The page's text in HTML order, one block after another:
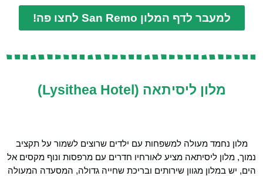
למעבר לדף המלון San Remo לחצו פה!
מלון ליסיתאה (Lysithea Hotel)
מלון נחמד מעולה למשפחות עם ילדים שרוצים לשמור על תקציב
נמוך, מלון ליסיתאה מציע לאורחיו חדרים עם מרפסות ונוף מקסים אל
הים, יש במלון מגוון שירותים ובריכת שחייה גדולה, המסעדה המעולה